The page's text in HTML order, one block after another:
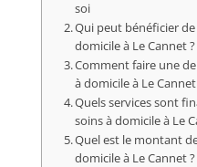
soi
Qui peut bénéficier de
domicile à Le Cannet ?
Comment faire une
à domicile à Le Cannet
Quels services sont
soins à domicile à Le
Quel est le montant
domicile à Le Cannet ?